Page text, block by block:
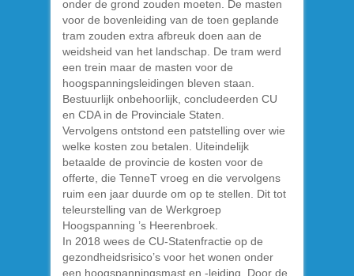
onder de grond zouden moeten. De masten
voor de bovenleiding van de toen geplande
tram zouden extra afbreuk doen aan de
weidsheid van het landschap. De tram werd
een trein maar de masten voor de
hoogspanningsleidingen bleven staan.
Bestuurlijk onbehoorlijk, concludeerden CU
en CDA in de Provinciale Staten.
Vervolgens ontstond een patstelling over wie
welke kosten zou betalen. Uiteindelijk
betaalde de provincie de kosten voor de
offerte, die TenneT vroeg en die vervolgens
ruim een jaar duurde om op te stellen. Dit tot
teleurstelling van de Werkgroep
Hoogspanning ’s Heerenbroek.
In 2018 wees de CU-Statenfractie op de
gezondheidsrisico’s voor het wonen onder
een hoogspanningsmast en -leiding. Door de